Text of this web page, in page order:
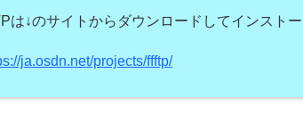
は↓のサイトからダウンロードしてインストー
ja.osdn.net/projects/ffftp/